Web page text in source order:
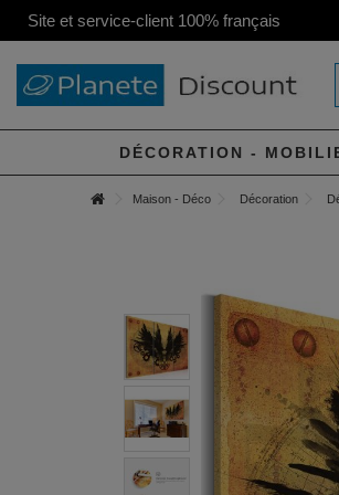
Site et service-client 100% français
DÉCORATION -
Maison - Déco Décoration